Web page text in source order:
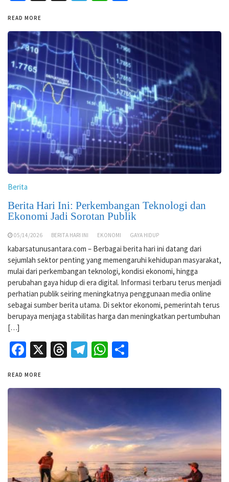
READ MORE
Berita
Berita Hari Ini: Perkembangan Teknologi dan
Ekonomi Jadi Sorotan Publik
05/14/2026 BERITA HARI INI EKONOMI GAYA HIDUP
kabarsatunusantara.com – Berbagai berita hari ini datang dari
sejumlah sektor penting yang memengaruhi kehidupan masyarakat,
mulai dari perkembangan teknologi, kondisi ekonomi, hingga
perubahan gaya hidup di era digital. Informasi terbaru terus menjadi
perhatian publik seiring meningkatnya penggunaan media online
sebagai sumber berita utama. Di sektor ekonomi, pemerintah terus
berupaya menjaga stabilitas harga dan meningkatkan pertumbuhan
[…]
Facebook
X Threads
Telegram
WhatsApp
READ MORE